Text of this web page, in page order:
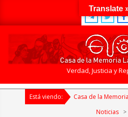
de
Verdad, Justicia y
Primary
NavigationEstá viendo: Casa de la
Noticias >
Translate